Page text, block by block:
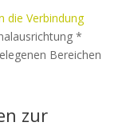
die Verbindung
*
Bereichen
zur